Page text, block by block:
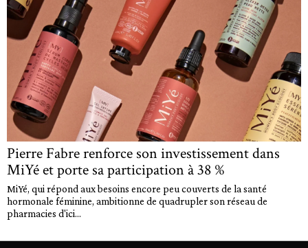
Pierre Fabre renforce son investissement dans
MiYé et porte sa participation à 38 %
MiYé, qui répond aux besoins encore peu couverts de la santé
hormonale féminine, ambitionne de quadrupler son réseau de
pharmacies d'ici...